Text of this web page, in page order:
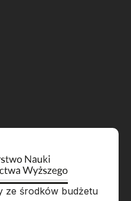
ze środków budżetu